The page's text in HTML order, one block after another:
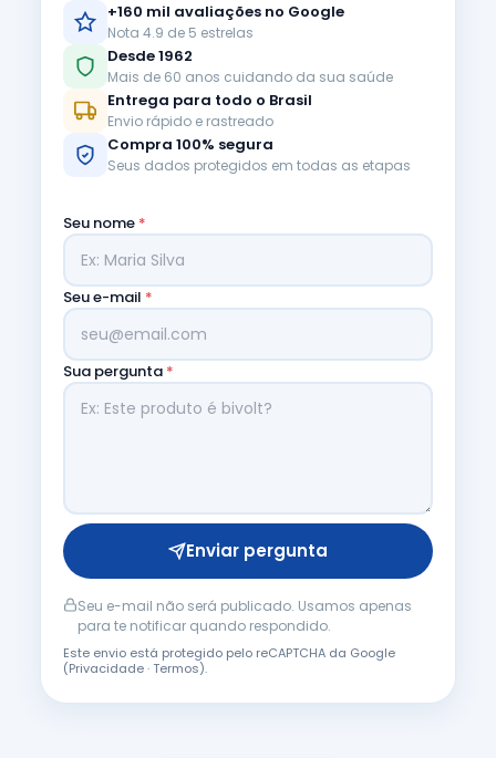
+160 mil avaliações no Google
Nota 4.9 de 5 estrelas
Desde 1962
Mais de 60 anos cuidando da sua saúde
Entrega para todo o Brasil
Envio rápido e rastreado
Compra 100% segura
Seus dados protegidos em todas as etapas
Seu nome *
Seu e-mail *
Sua pergunta *
Enviar pergunta
Seu e-mail não será publicado. Usamos apenas
para te notificar quando respondido.
Este envio está protegido pelo reCAPTCHA da Google
(Privacidade·Termos).